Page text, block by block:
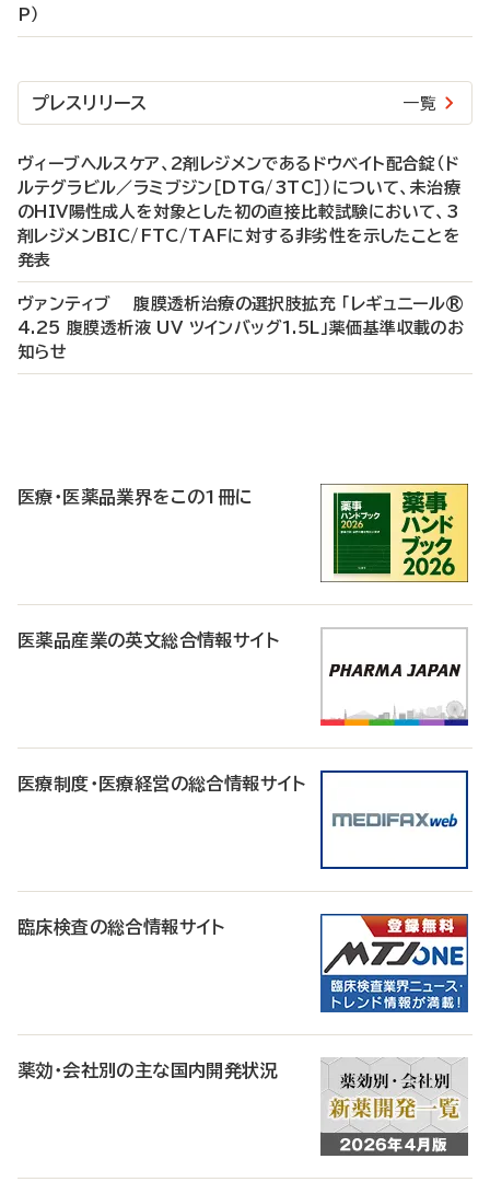
P）
プレスリリース 一覧
ヴィーブヘルスケア、2剤レジメンであるドウベイト配合錠（ド
ルテグラビル／ラミブジン［DTG/3TC］）について、未治療
のHIV陽性成人を対象とした初の直接比較試験において、3
剤レジメンBIC/FTC/TAFに対する非劣性を示したことを
発表
ヴァンティブ 腹膜透析治療の選択肢拡充 「レギュニール®
4.25 腹膜透析液 UV ツインバッグ1.5L」薬価基準収載のお
知らせ
医療・医薬品業界をこの1冊に
医薬品産業の英文総合情報サイト
医療制度・医療経営の総合情報サイト
臨床検査の総合情報サイト
薬効・会社別の主な国内開発状況